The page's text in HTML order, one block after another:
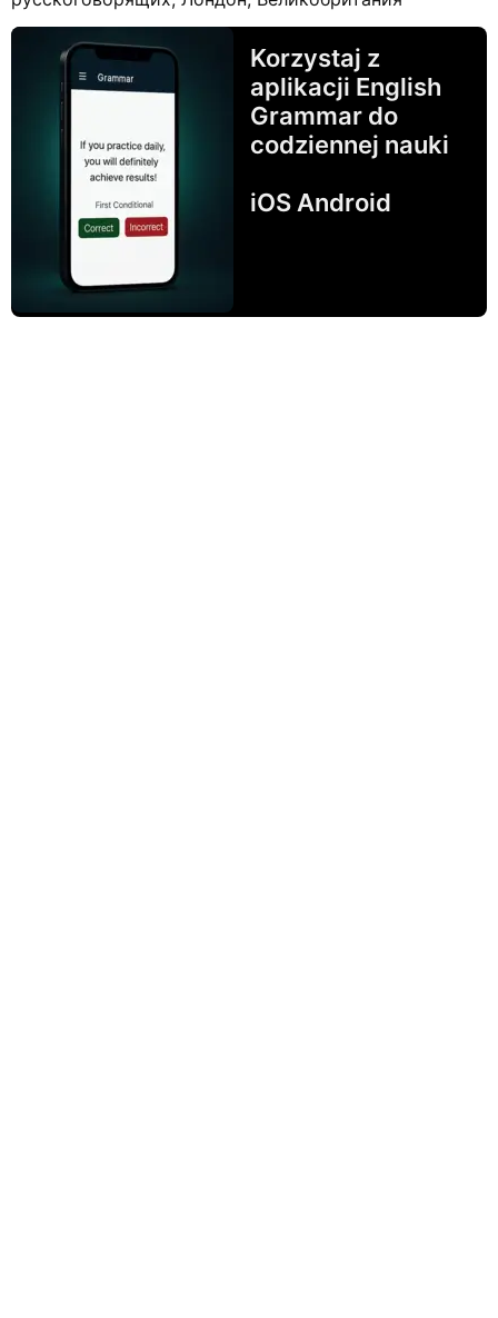
Korzystaj z
aplikacji English
Grammar do
codziennej nauki
iOS Android